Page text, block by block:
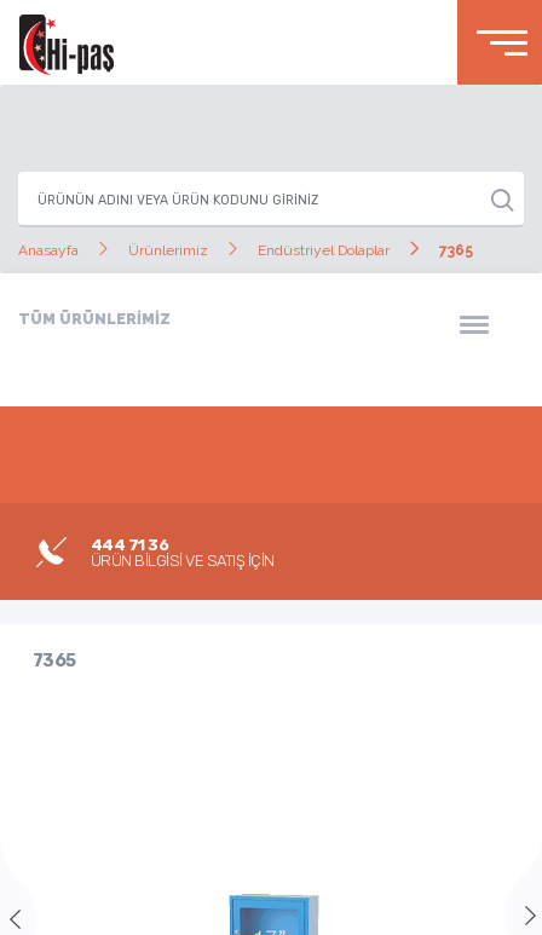
Anasayfa Ürünlerimiz Endüstriyel Dolaplar 7365
TÜM ÜRÜNLERİMİZ
444 71 36
ÜRÜN BİLGİSİ VE SATIŞ İÇİN
7365